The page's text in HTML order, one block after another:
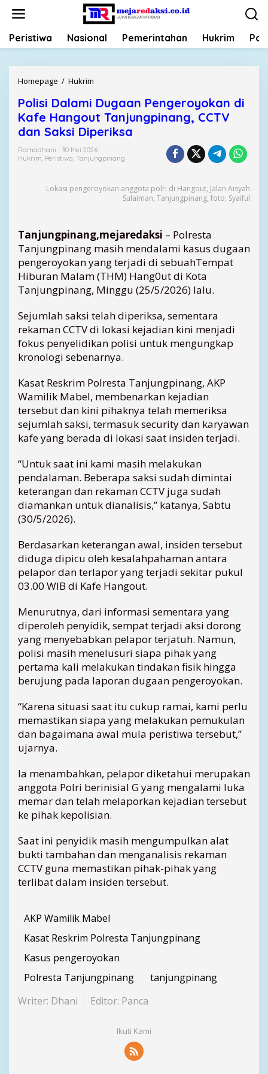
Peristiwa Nasional Pemerintahan Hukrim
Homepage / Hukrim
i
s
D
a
u
g
a
a
n
P
n
g
e
r
y
o
k
a
n
d
K
a
f
e
H
g
o
u
t
a
n
j
u
n
g
p
n
a
n
g
C
T
V
d
S
a
k
s
i
p
e
r
k
a
Polisi Dalami Dugaan Pengeroyokan di
Kafe Hangout Tanjungpinang, CCTV
dan Saksi Diperiksa
Ramadhani
30 Mei 2026
Hukrim, Peristiwa, Tanjungpinang
Lokasi pengeroyokan anggota polri di Hangout, Jalan Aisyah
Sulaiman, Tanjungpinang, foto; Syaiful
Tanjungpinang,mejaredaksi – Polresta
Tanjungpinang masih mendalami kasus dugaan
pengeroyokan yang terjadi di sebuahTempat
Hiburan Malam (THM) Hang0ut di Kota
Tanjungpinang, Minggu (25/5/2026) lalu.
Sejumlah saksi telah diperiksa, sementara
rekaman CCTV di lokasi kejadian kini menjadi
fokus penyelidikan polisi untuk mengungkap
kronologi sebenarnya.
Kasat Reskrim Polresta Tanjungpinang, AKP
Wamilik Mabel, membenarkan kejadian
tersebut dan kini pihaknya telah memeriksa
sejumlah saksi, termasuk security dan karyawan
kafe yang berada di lokasi saat insiden terjadi.
“Untuk saat ini kami masih melakukan
pendalaman. Beberapa saksi sudah dimintai
keterangan dan rekaman CCTV juga sudah
diamankan untuk dianalisis,” katanya, Sabtu
(30/5/2026).
Berdasarkan keterangan awal, insiden tersebut
diduga dipicu oleh kesalahpahaman antara
pelapor dan terlapor yang terjadi sekitar pukul
03.00 WIB di Kafe Hangout.
Menurutnya, dari informasi sementara yang
diperoleh penyidik, sempat terjadi aksi dorong
yang menyebabkan pelapor terjatuh. Namun,
polisi masih menelusuri siapa pihak yang
pertama kali melakukan tindakan fisik hingga
berujung pada laporan dugaan pengeroyokan.
“Karena situasi saat itu cukup ramai, kami perlu
memastikan siapa yang melakukan pemukulan
dan bagaimana awal mula peristiwa tersebut,”
ujarnya.
Ia menambahkan, pelapor diketahui merupakan
anggota Polri berinisial G yang mengalami luka
memar dan telah melaporkan kejadian tersebut
ke pihak kepolisian.
Saat ini penyidik masih mengumpulkan alat
bukti tambahan dan menganalisis rekaman
CCTV guna memastikan pihak-pihak yang
terlibat dalam insiden tersebut.
AKP Wamilik Mabel
Kasat Reskrim Polresta Tanjungpinang
Kasus pengeroyokan
Polresta Tanjungpinang
tanjungpinang
Writer: Dhani
Editor: Panca
Ikuti Kami